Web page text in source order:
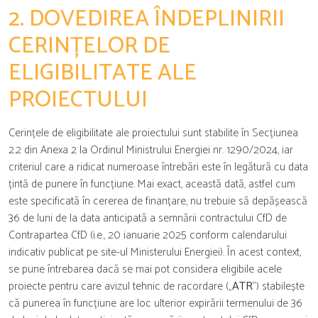
2. DOVEDIREA ÎNDEPLINIRII
CERINȚELOR DE
ELIGIBILITATE ALE
PROIECTULUI
Cerințele de eligibilitate ale proiectului sunt stabilite în Secțiunea
2.2 din Anexa 2 la Ordinul Ministrului Energiei nr. 1290/2024, iar
criteriul care a ridicat numeroase întrebări este în legătură cu data
țintă de punere în funcțiune. Mai exact, această dată, astfel cum
este specificată în cererea de finanțare, nu trebuie să depășească
36 de luni de la data anticipată a semnării contractului CfD de
Contrapartea CfD (i.e., 20 ianuarie 2025 conform calendarului
indicativ publicat pe site-ul Ministerului Energiei). În acest context,
se pune întrebarea dacă se mai pot considera eligibile acele
proiecte pentru care avizul tehnic de racordare („ATR”) stabilește
că punerea în funcțiune are loc ulterior expirării termenului de 36